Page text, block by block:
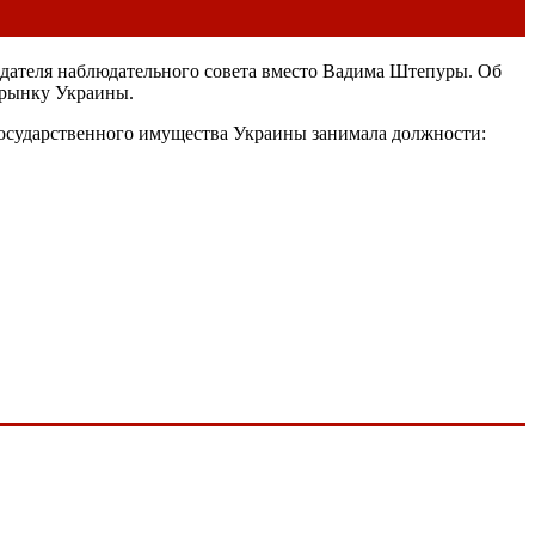
наблюдательного совета вместо Вадима Штепуры. Об
Украины.
имущества Украины занимала должности: